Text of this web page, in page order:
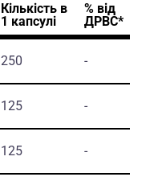
Кількість в
1 капсулi
% вiд
ДРВС*
250 -
125 -
125 -